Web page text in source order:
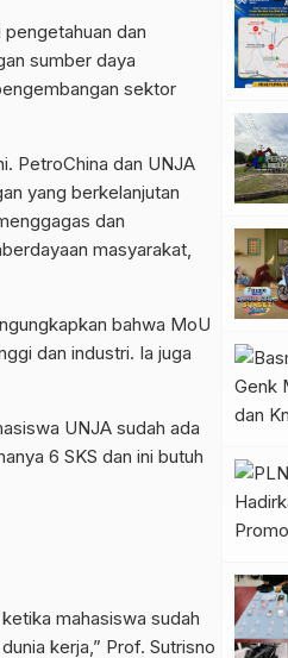
dan
sumber daya
sektor
PetroChina dan UNJA
yang berkelanjutan
dan
masyarakat,
bahwa MoU
dan industri. Ia juga
UNJA sudah ada
6 SKS dan ini butuh
mahasiswa sudah
kerja,” Prof. Sutrisno